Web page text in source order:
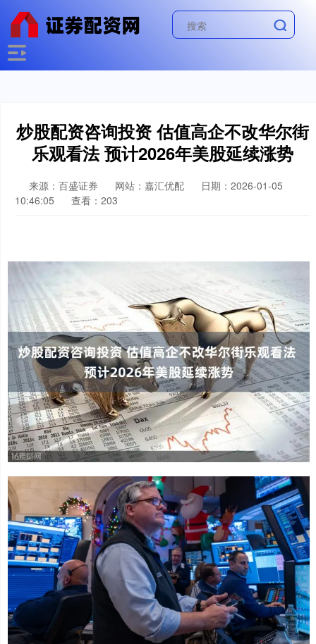
炒股配资咨询投资 估值高企不改华尔街
乐观看法 预计2026年美股延续涨势
来源：百盛证券 网站：嘉汇优配
日期：2026-01-05
10:46:05
查看：203